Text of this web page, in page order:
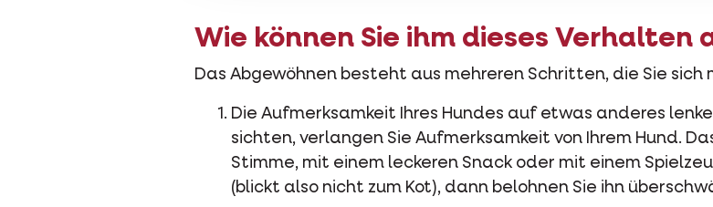
Wie können Sie ihm dieses Verhalten
Das Abgewöhnen besteht aus mehreren Schritten, die Sie sich
Die Aufmerksamkeit Ihres Hundes auf etwas anderes
sichten, verlangen Sie Aufmerksamkeit von Ihrem Hund.
Stimme, mit einem leckeren Snack oder mit einem
(blickt also nicht zum Kot), dann belohnen Sie ihn